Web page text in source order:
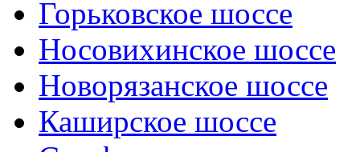
Горьковское шоссе
Носовихинское шоссе
Новорязанское шоссе
Каширское шоссе